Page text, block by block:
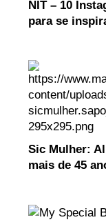
NIT – 10
para se
Sic Mulher:
mais de 45